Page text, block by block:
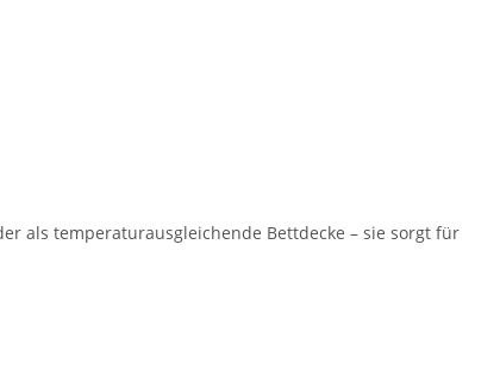
als temperaturausgleichende Bettdecke – sie sorgt für